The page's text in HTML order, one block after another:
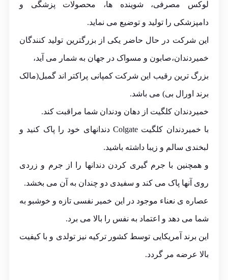
لوکس مصرفی، شوینده ها، محصولات پزشگی و
دامپزشکی را تولید و توضیع می نماید.
این شرکت در حال حاضر یکی از بزرگترین تولید کنندگان
خمیردندان،صابون و مسواک در جهان به شمار می آید،
بزرگ ترین رقیب این شرکت کمپانی پراکتر اند گمبل(مالک
برند اورال بی) می باشد.
خمیردندان کلگیت از دهان ودندان شما مراقبت کند.
با خمیردندان کلگیت Colgate دندانهای خود را پاک کنید و
لبخندی سالم و زیبا داشته باشید.
و همچنین با جرم گیری کردن دندانها را از جرم و زردی
روی آنها پاک می کند و سفیدی دو چندان به آن می بخشد.
عصاره ی نعناء موجود در این خمیر نفسی تازه و خوشبو به
شما می دهد و اعتماد به نفس را بالا می برد.
این برند آمریکایی توسط کشور ترکیه نیز تولدی و با کیفیت
بالا عرضه مر گردد.